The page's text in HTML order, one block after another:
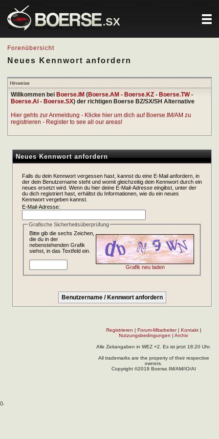
.SX
Forenübersicht
Neues Kennwort anfordern
Hinweise
Willkommen bei Boerse.IM (Boerse.AM - Boerse.KZ - Boerse.TW-
Boerse.AI - Boerse.SX) der richtigen Boerse BZ/SX/SH Alternative
Hier gehts zur Anmeldung - Klicke hier um dich auf Boerse.IM/AM zu
registrieren - Register to see all our areas!
Neues Kennwort anfordern
Falls du dein Kennwort vergessen hast, kannst du eine E-Mail anfordern, in
der dein Benutzername steht und womit gleichzeitig dein Kennwort durch ein
neues ersetzt wird. Wenn du hier deine E-Mail-Adresse eingibst, unter der
du dich registriert hast, erhältst du Informationen, wie du ein neues
Kennwort vergeben kannst.
E-Mail-Adresse:
Grafische Sicherheitsüberprüfung
Bitte gib die sechs Zeichen,
die du in der
nebenstehenden Grafik
siehst, in das Textfeld ein.
Grafik neu laden
Registrieren | Forum-Mitarbeiter| Kontakt|
Nutzungsbedingungen | Archiv
Alle Zeitangaben in WEZ +2. Es ist jetzt 18:20 Uhr.
All trademarks are the property of their respective
owners.
Copyright ©2019 Boerse.IM/AM/IO/AI
().